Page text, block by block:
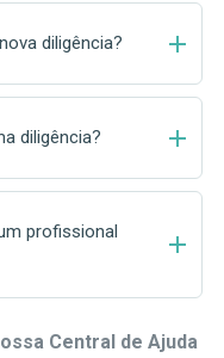
diligência? add
diligência? add
profissional
add
Central de Ajuda